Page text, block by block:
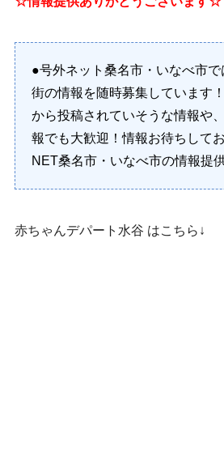
●号外ネット桑名市・いなべ市
街の情報を随時募集しています
から投稿されていそうな情報や
報でも大歓迎！情報お待ちして
NET桑名市・いなべ市の情報提
赤ちゃんデパート水谷 はこちら↓